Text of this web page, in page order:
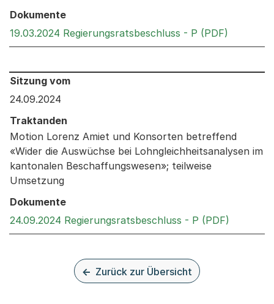
Dokumente
19.03.2024 Regierungsratsbeschluss - P (PDF)
Behandelt an den folgenden Sitzungen: Informationen
Sitzung vom
24.09.2024
Traktanden
Motion Lorenz Amiet und Konsorten betreffend
«Wider die Auswüchse bei Lohngleichheitsanalysen im
kantonalen Beschaffungswesen»; teilweise
Umsetzung
Dokumente
24.09.2024 Regierungsratsbeschluss - P (PDF)
Zurück zur Übersicht